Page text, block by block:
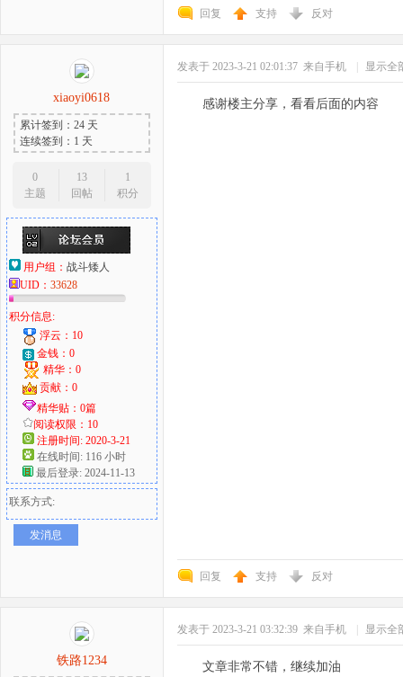
回复 支持 反对
xiaoyi0618
累计签到：24 天
连续签到：1 天
0
主题
13
回帖
1
积分
用户组： 战斗矮人
UID： 33628
积分信息:
浮云：10
金钱：0
精华：0
贡献：0
精华贴：0篇
阅读权限：10
注册时间: 2020-3-21
在线时间: 116 小时
最后登录: 2024-11-13
联系方式:
发消息
发表于 2023-3-21 02:01:37 来自手机 显示全
感谢楼主分享，看看后面的内容
回复 支持 反对
铁路1234
发表于 2023-3-21 03:32:39 来自手机 显示全
文章非常不错，继续加油